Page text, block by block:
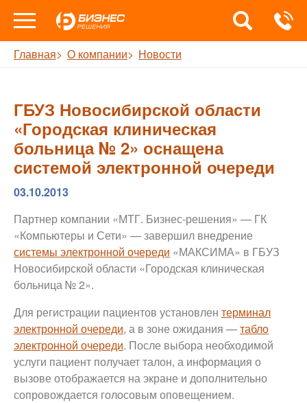
Главная О компании Новости
ГБУЗ Новосибирской области
«Городская клиническая
больница № 2» оснащена
системой электронной очереди
03.10.2013
Партнер компании «МТГ. Бизнес-решения» — ГК
«Компьютеры и Сети» — завершил внедрение
системы электронной очереди «МАКСИМА» в ГБУЗ
Новосибирской области «Городская клиническая
больница № 2».
Для регистрации пациентов установлен терминал
электронной очереди, а в зоне ожидания —табло
электронной очереди. После выбора необходимой
услуги пациент получает талон, а информация о
вызове отображается на экране и дополнительно
сопровождается голосовым оповещением.